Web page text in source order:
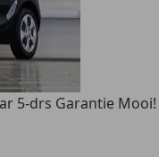
5-drs Garantie Mooi!